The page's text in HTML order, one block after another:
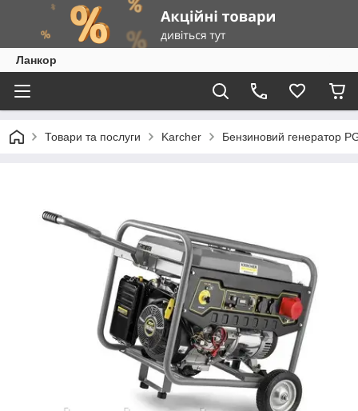
Ланкор
Товари та послуги Karcher Бензиновий генератор